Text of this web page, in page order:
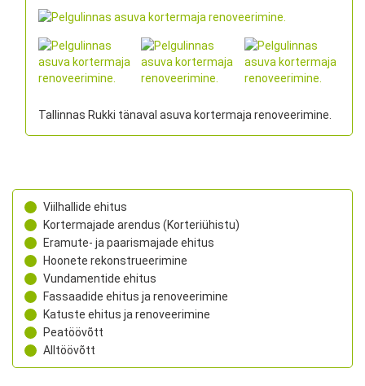
Tallinnas Rukki tänaval asuva kortermaja renoveerimine.
Viilhallide ehitus
Kortermajade arendus (Korteriühistu)
Eramute- ja paarismajade ehitus
Hoonete rekonstrueerimine
Vundamentide ehitus
Fassaadide ehitus ja renoveerimine
Katuste ehitus ja renoveerimine
Peatöövõtt
Alltöövõtt